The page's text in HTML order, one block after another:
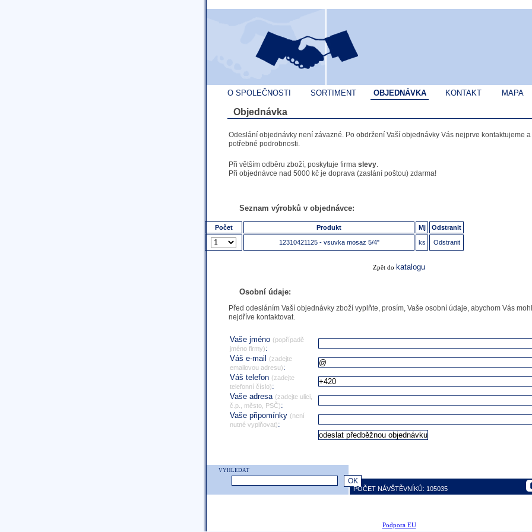
O SPOLEČNOSTI SORTIMENT OBJEDNÁVKA KONTAKT MAPA
Objednávka
Odeslání objednávky není závazné. Po obdržení Vaší objednávky Vás nejprve kontaktujeme
potřebné podrobnosti.
Při větším odběru zboží, poskytuje firma slevy.
Při objednávce nad 5000 kč je doprava (zaslání poštou) zdarma!
Seznam výrobků v objednávce:
Počet Produkt Mj Odstranit
12310421125 - vsuvka mosaz 5/4" ks Odstranit
Zpět do katalogu
Osobní údaje:
Před odesláním Vaší objednávky zboží vyplňte, prosím, Vaše osobní údaje, abychom Vás
nejdříve kontaktovat.
Vaše jméno (popřípadě
jméno firmy):
Váš e-mail
(zadejte
emailovou adresu):
Váš telefon (zadejte
telefonní číslo):
Vaše adresa (zadejte ulici,
č.p., město, PSČ):
Vaše připomínky (není
nutné vyplňovat):
VYHLEDAT
POČET NÁVŠTĚVNÍKŮ: 105035
Podpora EU